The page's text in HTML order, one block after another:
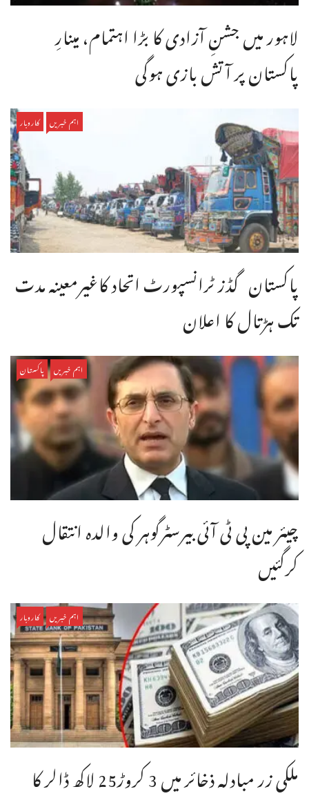
لاہور میں جشنِ آزادی کا بڑا اہتمام، مینارِ
پاکستان پر آتش بازی ہوگی
اہم خبریں کاروبار
پاکستان گڈز ٹرانسپورٹ اتحاد کاغیرمعینہ مدت
تک ہڑتال کا اعلان
اہم خبریں پاکستان
چیئر مین پی ٹی آئی بیرسٹرگوہر کی والدہ انتقال
کرگئیں
اہم خبریں کاروبار
ملکی زر مبادلہ ذخائر میں 3 کروڑ25 لاکھ ڈالر کا